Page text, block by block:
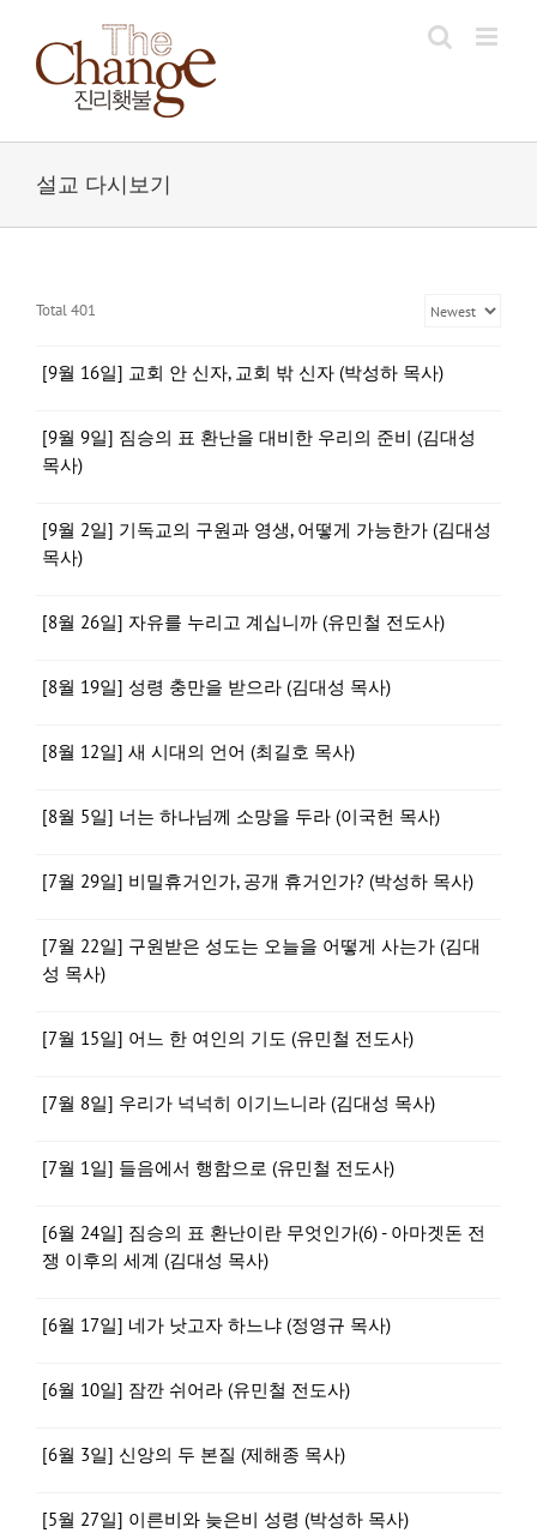
content
설교 다시보기
Total 401
[9월 16일] 교회 안 신자, 교회 밖 신자 (박성하 목사)
[9월 9일] 짐승의 표 환난을 대비한 우리의 준비 (김대성
목사)
[9월 2일] 기독교의 구원과 영생, 어떻게 가능한가 (김대성
목사)
[8월 26일] 자유를 누리고 계십니까 (유민철 전도사)
[8월 19일] 성령 충만을 받으라 (김대성 목사)
[8월 12일] 새 시대의 언어 (최길호 목사)
[8월 5일] 너는 하나님께 소망을 두라 (이국헌 목사)
[7월 29일] 비밀휴거인가, 공개 휴거인가? (박성하 목사)
[7월 22일] 구원받은 성도는 오늘을 어떻게 사는가 (김대
성 목사)
[7월 15일] 어느 한 여인의 기도 (유민철 전도사)
[7월 8일] 우리가 넉넉히 이기느니라 (김대성 목사)
[7월 1일] 들음에서 행함으로 (유민철 전도사)
[6월 24일] 짐승의 표 환난이란 무엇인가(6) - 아마겟돈 전
쟁 이후의 세계 (김대성 목사)
[6월 17일] 네가 낫고자 하느냐 (정영규 목사)
[6월 10일] 잠깐 쉬어라 (유민철 전도사)
[6월 3일] 신앙의 두 본질 (제해종 목사)
[5월 27일] 이른비와 늦은비 성령 (박성하 목사)